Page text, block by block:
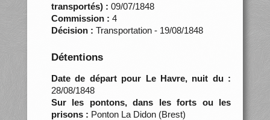
transportés) : 09/07/1848
Commission : 4
Décision : Transportation - 19/08/1848
Détentions
Date de départ pour Le Havre, nuit du :
28/08/1848
Sur les pontons, dans les forts ou les
prisons : Ponton La Didon (Brest)